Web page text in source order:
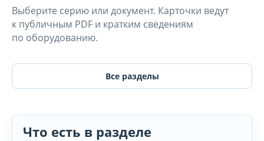
Выберите серию или документ. Карточки ведут
к публичным PDF и кратким сведениям
по оборудованию.
Все разделы
Что есть в разделе